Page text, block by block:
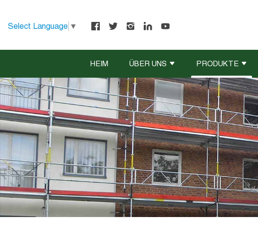
Select Language ▼
HEIM ÜBER UNS PRODUKTE